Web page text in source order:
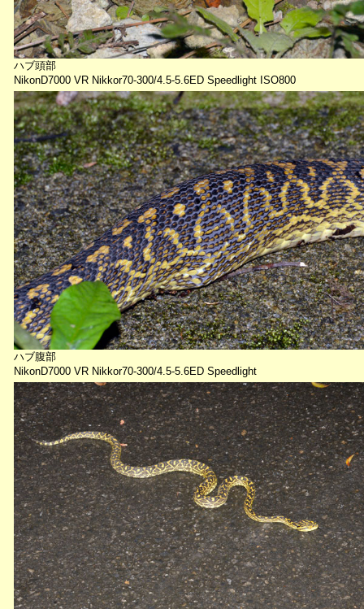
ハブ頭部
NikonD7000 VR Nikkor70-300/4.5-5.6ED Speedlight ISO800
ハブ腹部
NikonD7000 VR Nikkor70-300/4.5-5.6ED Speedlight